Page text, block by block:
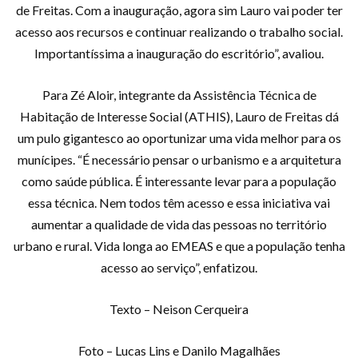
de Freitas. Com a inauguração, agora sim Lauro vai poder ter
acesso aos recursos e continuar realizando o trabalho social.
Importantíssima a inauguração do escritório”, avaliou.
Para Zé Aloir, integrante da Assistência Técnica de
Habitação de Interesse Social (ATHIS), Lauro de Freitas dá
um pulo gigantesco ao oportunizar uma vida melhor para os
munícipes. “É necessário pensar o urbanismo e a arquitetura
como saúde pública. É interessante levar para a população
essa técnica. Nem todos têm acesso e essa iniciativa vai
aumentar a qualidade de vida das pessoas no território
urbano e rural. Vida longa ao EMEAS e que a população tenha
acesso ao serviço”, enfatizou.
Texto – Neison Cerqueira
Foto – Lucas Lins e Danilo Magalhães